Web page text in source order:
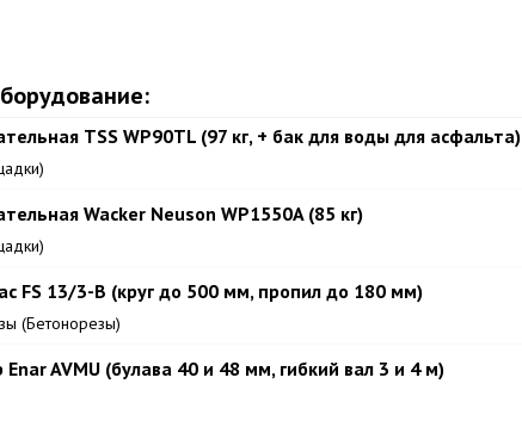
TSS WP90TL (97 кг, + бак для воды для асфальта)
Wacker Neuson WP1550A (85 кг)
FS 13/3-В (круг до 500 мм, пропил до 180 мм)
(Бетонорезы)
AVMU (булава 40 и 48 мм, гибкий вал 3 и 4 м)